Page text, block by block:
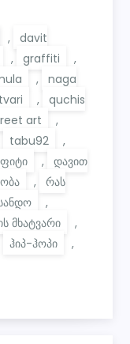
,
davit
, graffiti
,
,
naga
,
quchis
art
,
tabu92
,
,
დავით
,
რას
,
მხატვარი
,
ჰიპ-ჰოპი
,